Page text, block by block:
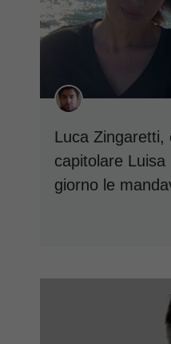
Luca Zingaretti,
capitolare Luisa
giorno le